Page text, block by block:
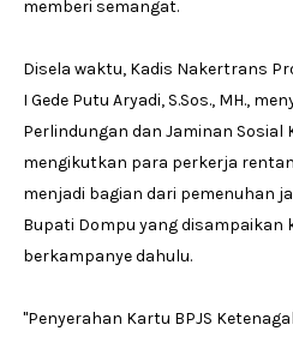
memberi semangat.
Disela waktu, Kadis Nakertrans
I Gede Putu Aryadi, S.Sos., MH.,
Perlindungan dan Jaminan Sosial
mengikutkan para perkerja
menjadi bagian dari pemenuhan
Bupati Dompu yang disampaikan
berkampanye dahulu.
"Penyerahan Kartu BPJS